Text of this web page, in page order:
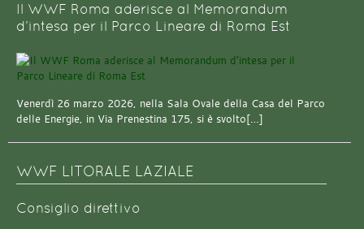
Il WWF Roma aderisce al Memorandum
d’intesa per il Parco Lineare di Roma Est
Venerdì 26 marzo 2026, nella Sala Ovale della Casa del Parco
delle Energie, in Via Prenestina 175, si è svolto[…]
WWF LITORALE LAZIALE
Consiglio direttivo